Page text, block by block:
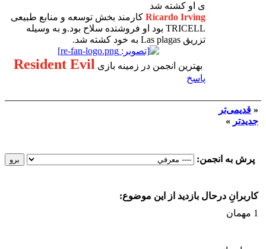
ی او کشته شد
Ricardo Irving کارمند بخش توسعه و منابع طبیعی
TRICELL بود او فروشتده سلاح بود.و به وسیله
تزریق Las plagas به خود کشته شد.
بهترین انجمن در زمینه بازی Resident Evil
پاسخ
« قدیمی‌تر
جدیدتر »
پرش به انجمن:
کاربرانِ درحال بازدید از این موضوع:
1 مهمان